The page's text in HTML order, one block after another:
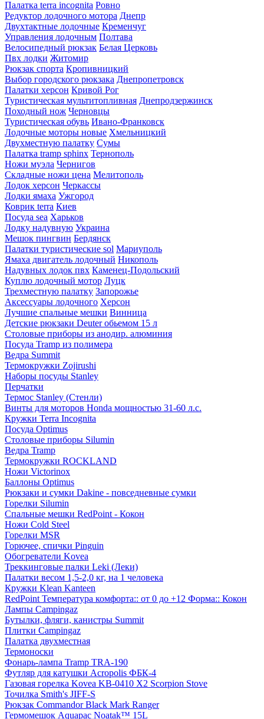
Палатка terra incognita Ровно
Редуктор лодочного мотора Днепр
Двухтактные лодочные Кременчуг
Управления лодочным Полтава
Велосипедный рюкзак Белая Церковь
Пвх лодки Житомир
Рюкзак спорта Кропивницкий
Выбор городского рюкзака Днепропетровск
Палатки херсон Кривой Рог
Туристическая мультитопливная Днепродзержинск
Походный нож Черновцы
Туристическая обувь Ивано-Франковск
Лодочные моторы новые Хмельницкий
Двухместную палатку Сумы
Палатка tramp sphinx Тернополь
Ножи муэла Чернигов
Складные ножи цена Мелитополь
Лодок херсон Черкассы
Лодки ямаха Ужгород
Коврик terra Киев
Посуда sea Харьков
Лодку надувную Украина
Мешок пингвин Бердянск
Палатки туристические sol Мариуполь
Ямаха двигатель лодочный Никополь
Надувных лодок пвх Каменец-Подольский
Куплю лодочный мотор Луцк
Трехместную палатку Запорожье
Аксессуары лодочного Херсон
Лучшие спальные мешки Винница
Детские рюкзаки Deuter обьемом 15 л
Столовые приборы из анодир. алюминия
Посуда Tramp из полимера
Ведра Summit
Термокружки Zojirushi
Наборы посуды Stanley
Перчатки
Термос Stanley (Стенли)
Винты для моторов Honda мощностью 31-60 л.с.
Кружки Terra Incognita
Посуда Optimus
Столовые приборы Silumin
Ведра Tramp
Термокружки ROCKLAND
Ножи Victorinox
Баллоны Optimus
Рюкзаки и сумки Dakine - повседневные сумки
Горелки Silumin
Спальные мешки RedPoint - Кокон
Ножи Cold Steel
Горелки MSR
Горючее, спички Pinguin
Обогреватели Kovea
Треккинговые палки Leki (Леки)
Палатки весом 1,5-2,0 кг, на 1 человека
Кружки Klean Kanteen
RedPoint Температура комфорта:: от 0 до +12 Форма:: Кокон
Лампы Campingaz
Бутылки, фляги, канистры Summit
Плитки Campingaz
Палатка двухместная
Термоноски
Фонарь-лампа Tramp TRA-190
Футляр для катушки Acropolis ФБК-4
Газовая горелка Kovea KB-0410 X2 Scorpion Stove
Точилка Smith's JIFF-S
Рюкзак Commandor Black Mark Ranger
Гермомешок Aquapac Noatak™ 15L